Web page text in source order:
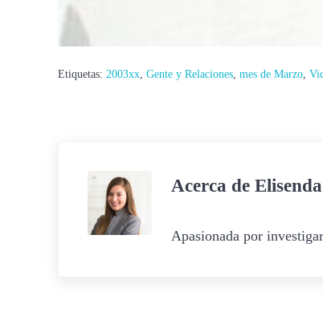
Etiquetas: 2003xx Gente y Relaciones mes de Marzo
Acerca de
Apasionada por